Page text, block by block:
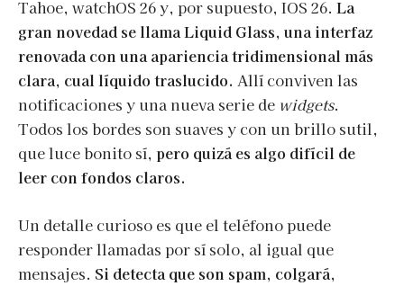
Tahoe, watchOS 26 y, por supuesto, IOS 26. La
gran novedad se llama Liquid Glass, una interfaz
renovada con una apariencia tridimensional más
clara, cual líquido traslucido. Allí conviven las
notificaciones y una nueva serie de widgets.
Todos los bordes son suaves y con un brillo sutil,
que luce bonito sí, pero quizá es algo difícil de
leer con fondos claros.
Un detalle curioso es que el teléfono puede
responder llamadas por sí solo, al igual que
mensajes. Si detecta que son spam, colgará,